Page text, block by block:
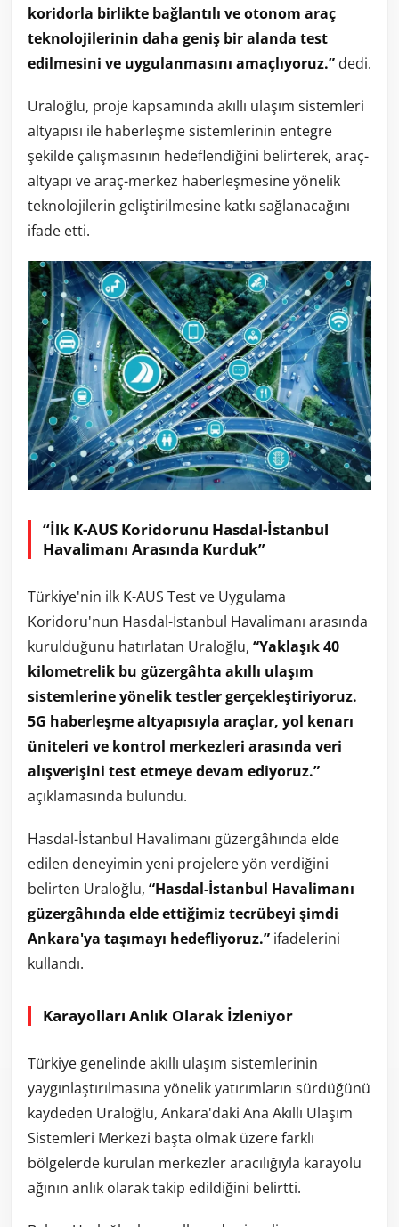
koridorla birlikte bağlantılı ve otonom araç
teknolojilerinin daha geniş bir alanda test
edilmesini ve uygulanmasını amaçlıyoruz.” dedi.
Uraloğlu, proje kapsamında akıllı ulaşım sistemleri
altyapısı ile haberleşme sistemlerinin entegre
şekilde çalışmasının hedeflendiğini belirterek, araç-
altyapı ve araç-merkez haberleşmesine yönelik
teknolojilerin geliştirilmesine katkı sağlanacağını
ifade etti.
“İlk K-AUS Koridorunu Hasdal-İstanbul
Havalimanı Arasında Kurduk”
Türkiye'nin ilk K-AUS Test ve Uygulama
Koridoru'nun Hasdal-İstanbul Havalimanı arasında
kurulduğunu hatırlatan Uraloğlu, “Yaklaşık 40
kilometrelik bu güzergâhta akıllı ulaşım
sistemlerine yönelik testler gerçekleştiriyoruz.
5G haberleşme altyapısıyla araçlar, yol kenarı
üniteleri ve kontrol merkezleri arasında veri
alışverişini test etmeye devam ediyoruz.”
açıklamasında bulundu.
Hasdal-İstanbul Havalimanı güzergâhında elde
edilen deneyimin yeni projelere yön verdiğini
belirten Uraloğlu, “Hasdal-İstanbul Havalimanı
güzergâhında elde ettiğimiz tecrübeyi şimdi
Ankara'ya taşımayı hedefliyoruz.” ifadelerini
kullandı.
Karayolları Anlık Olarak İzleniyor
Türkiye genelinde akıllı ulaşım sistemlerinin
yaygınlaştırılmasına yönelik yatırımların sürdüğünü
kaydeden Uraloğlu, Ankara'daki Ana Akıllı Ulaşım
Sistemleri Merkezi başta olmak üzere farklı
bölgelerde kurulan merkezler aracılığıyla karayolu
ağının anlık olarak takip edildiğini belirtti.